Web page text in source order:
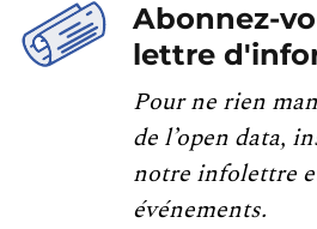
Abonnez-
lettre
Pour ne rien
de l’open data,
notre infolettre
événements.